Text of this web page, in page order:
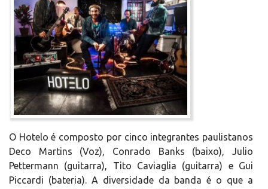
O Hotelo é composto por cinco integrantes paulistanos
Deco Martins (Voz), Conrado Banks (baixo), Julio
Pettermann (guitarra), Tito Caviaglia (guitarra) e Gui
Piccardi (bateria). A diversidade da banda é o que a